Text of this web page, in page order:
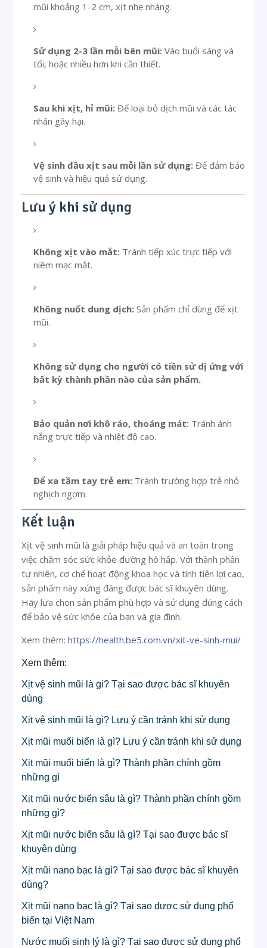
mũi khoảng 1-2 cm, xịt nhẹ nhàng.
Sử dụng 2-3 lần mỗi bên mũi: Vào buổi sáng và
tối, hoặc nhiều hơn khi cần thiết.
Sau khi xịt, hỉ mũi: Để loại bỏ dịch mũi và các tác
nhân gây hại.
Vệ sinh đầu xịt sau mỗi lần sử dụng: Để đảm bảo
vệ sinh và hiệu quả sử dụng.
Lưu ý khi sử dụng
Không xịt vào mắt: Tránh tiếp xúc trực tiếp với
niêm mạc mắt.
Không nuốt dung dịch: Sản phẩm chỉ dùng để xịt
mũi.
Không sử dụng cho người có tiền sử dị ứng với
bất kỳ thành phần nào của sản phẩm.
Bảo quản nơi khô ráo, thoáng mát: Tránh ánh
nắng trực tiếp và nhiệt độ cao.
Để xa tầm tay trẻ em: Tránh trường hợp trẻ nhỏ
nghịch ngợm.
Kết luận
Xịt vệ sinh mũi là giải pháp hiệu quả và an toàn trong
việc chăm sóc sức khỏe đường hô hấp. Với thành phần
tự nhiên, cơ chế hoạt động khoa học và tính tiện lợi cao,
sản phẩm này xứng đáng được bác sĩ khuyên dùng.
Hãy lựa chọn sản phẩm phù hợp và sử dụng đúng cách
để bảo vệ sức khỏe của bạn và gia đình.
Xem thêm: https://health.be5.com.vn/xit-ve-sinh-mui/
Xem thêm:
Xịt vệ sinh mũi là gì? Tại sao được bác sĩ khuyên
dùng
Xịt vệ sinh mũi là gì? Lưu ý cần tránh khi sử dụng
Xịt mũi muối biển là gì? Lưu ý cần tránh khi sử dụng
Xịt mũi muối biển là gì? Thành phần chính gồm
những gì
Xịt mũi nước biển sâu là gì? Thành phần chính gồm
những gì?
Xịt mũi nước biển sâu là gì? Tại sao được bác sĩ
khuyên dùng
Xịt mũi nano bạc là gì? Tại sao được bác sĩ khuyên
dùng?
Xịt mũi nano bạc là gì? Tại sao được sử dụng phổ
biến tại Việt Nam
Nước muối sinh lý là gì? Tại sao được sử dụng phổ